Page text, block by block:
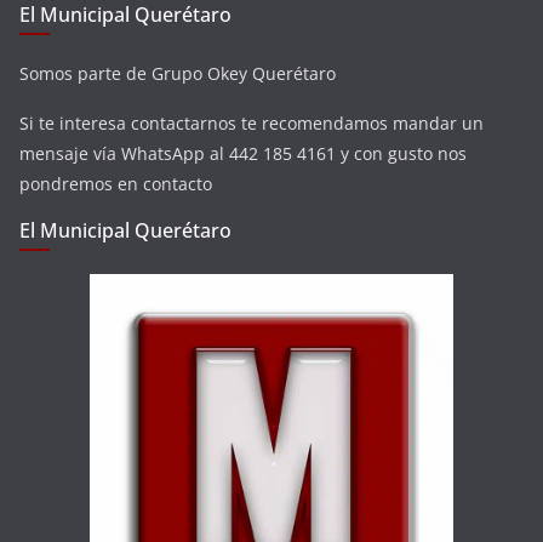
El Municipal Querétaro
Somos parte de Grupo Okey Querétaro
Si te interesa contactarnos te recomendamos mandar un
mensaje vía WhatsApp al 442 185 4161 y con gusto nos
pondremos en contacto
El Municipal Querétaro